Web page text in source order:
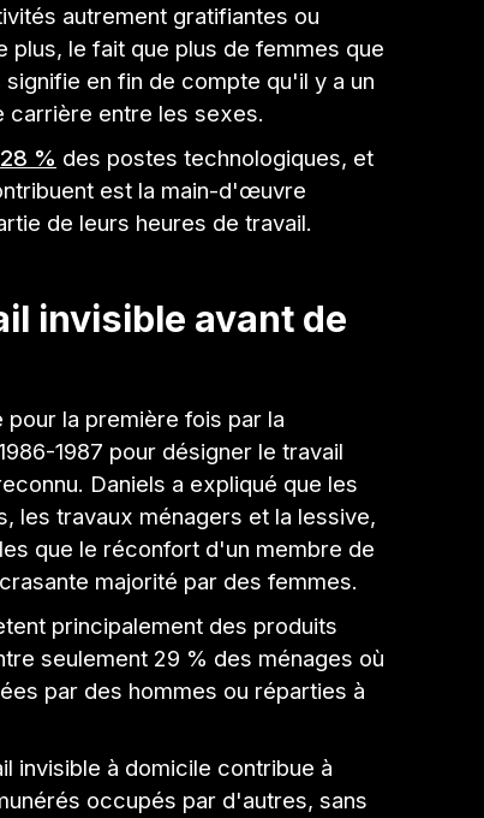
autrement gratifiantes ou
le fait que plus de femmes que
en fin de compte qu'il y a un
carrière entre les sexes.
28 % des postes technologiques, et
est la main-d'œuvre
de leurs heures de travail.
invisible avant de
la première fois par la
1987 pour désigner le travail
Daniels a expliqué que les
les travaux ménagers et la lessive,
que le réconfort d'un membre de
majorité par des femmes.
principalement des produits
seulement 29 % des ménages où
par des hommes ou réparties à
invisible à domicile contribue à
occupés par d'autres, sans